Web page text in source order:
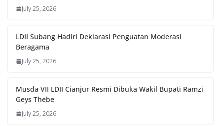
July 25, 2026
LDII Subang Hadiri Deklarasi Penguatan Moderasi
Beragama
July 25, 2026
Musda VII LDII Cianjur Resmi Dibuka Wakil Bupati Ramzi
Geys Thebe
July 25, 2026